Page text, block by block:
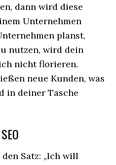
dann wird diese
Unternehmen
planst,
nutzen, wird dein
nicht florieren.
neue Kunden, was
in deiner Tasche
Satz: „Ich will